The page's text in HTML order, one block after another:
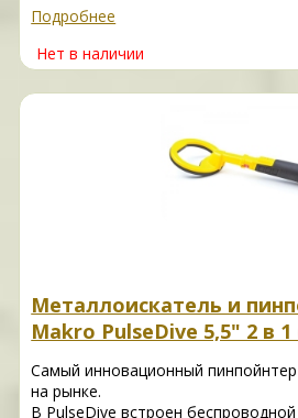
Подробнее
Нет в наличии
Металлоискатель и
Makro PulseDive 5,5" 2 в
Самый инновационный
на рынке.
В PulseDive встроен